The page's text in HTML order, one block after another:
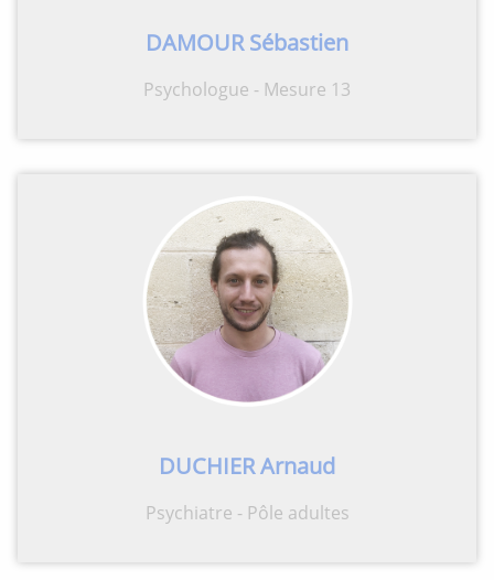
DAMOUR Sébastien
Psychologue - Mesure 13
DUCHIER Arnaud
Psychiatre - Pôle adultes